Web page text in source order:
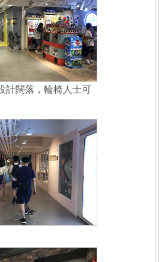
計闊落，輪椅人士可